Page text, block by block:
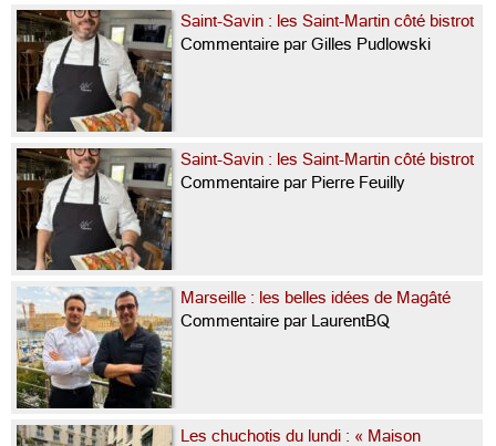
Saint-Savin : les Saint-Martin côté bistrot
Commentaire par Gilles Pudlowski
Saint-Savin : les Saint-Martin côté bistrot
Commentaire par Pierre Feuilly
Marseille : les belles idées de Magâté
Commentaire par LaurentBQ
Les chuchotis du lundi : « Maison